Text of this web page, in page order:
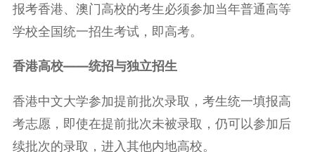
报考香港、澳门高校的考生必须参加当年普通高等
学校全国统一招生考试，即高考。
香港高校——统招与独立招生
香港中文大学参加提前批次录取，考生统一填报高
考志愿，即使在提前批次未被录取，仍可以参加后
续批次的录取，进入其他内地高校。